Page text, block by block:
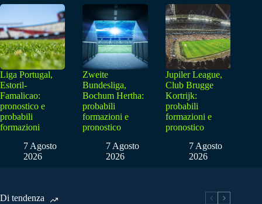
Liga Portugal,
Estoril-
Famalicao:
pronostico e
probabili
formazioni
7 Agosto
2026
Zweite
Bundesliga,
Bochum Hertha:
probabili
formazioni e
pronostico
7 Agosto
2026
Jupiler League,
Club Brugge
Kortrijk:
probabili
formazioni e
pronostico
7 Agosto
2026
Di tendenza